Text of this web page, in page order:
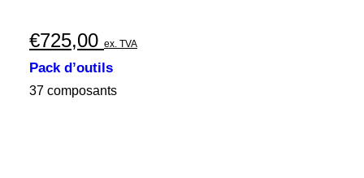
€725,00 ex. TVA
Pack d’outils
37 composants